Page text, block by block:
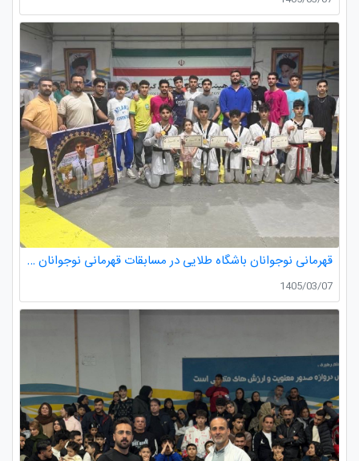
قهرمانی نوجوانان باشگاه طلایی در مسابقات قهرمانی نوجوانان تکواندو استان گیلان
1405/03/07